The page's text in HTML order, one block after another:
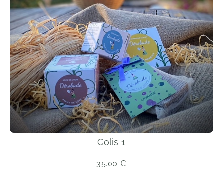
Colis 1
35.00€